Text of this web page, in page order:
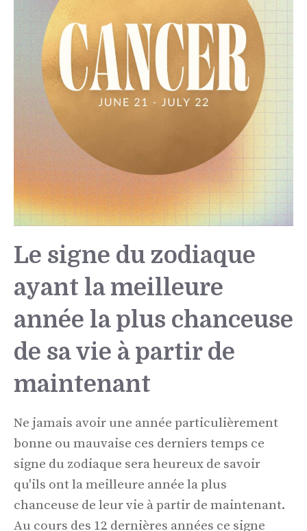
Le signe du zodiaque
ayant la meilleure
année la plus chanceuse
de sa vie à partir de
maintenant
Ne jamais avoir une année particulièrement
bonne ou mauvaise ces derniers temps ce
signe du zodiaque sera heureux de savoir
qu'ils ont la meilleure année la plus
chanceuse de leur vie à partir de maintenant.
Au cours des 12 dernières années ce signe